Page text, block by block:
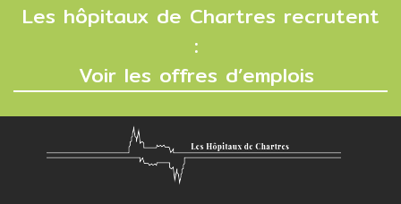
Les hôpitaux de Chartres recrutent
:
Voir les offres d’emplois